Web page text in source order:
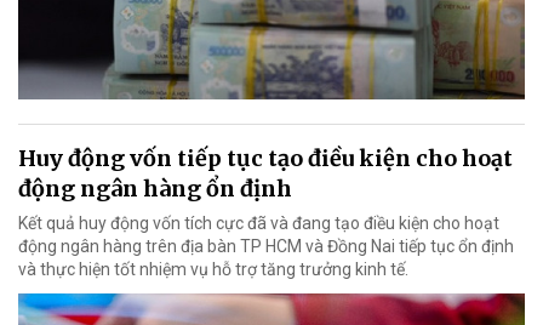
Huy động vốn tiếp tục tạo điều kiện cho hoạt
động ngân hàng ổn định
Kết quả huy động vốn tích cực đã và đang tạo điều kiện cho hoạt
động ngân hàng trên địa bàn TP HCM và Đồng Nai tiếp tục ổn định
và thực hiện tốt nhiệm vụ hỗ trợ tăng trưởng kinh tế.